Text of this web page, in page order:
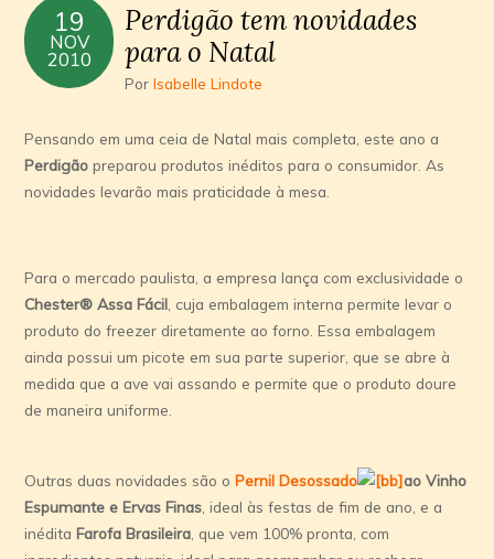
19
NOV
2010
Perdigão tem novidades
para o Natal
PorIsabelle Lindote
Pensando em uma ceia de Natal mais completa, este ano a
Perdigãopreparou produtos inéditos para o consumidor. As
novidades levarão mais praticidade à mesa.
Para o mercado paulista, a empresa lança com exclusividade o
Chester® Assa Fácil , cuja embalagem interna permite levar o
produto do freezer diretamente ao forno. Essa embalagem
ainda possui um picote em sua parte superior, que se abre à
medida que a ave vai assando e permite que o produto doure
de maneira uniforme.
Outras duas novidades são oPernil Desossado
ao Vinho
Espumante e Ervas Finas , ideal às festas de fim de ano, e a
inéditaFarofa Brasileira , que vem 100% pronta, com